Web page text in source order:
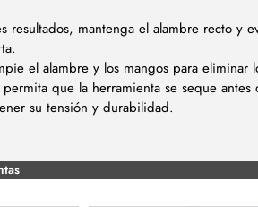
resultados, mantenga el alambre recto y
el alambre y los mangos para eliminar
que la herramienta se seque antes
su tensión y durabilidad.